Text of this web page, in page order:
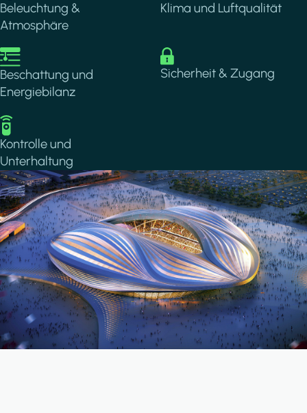
Beleuchtung &
Atmosphäre
Klima und Luftqualität
Image
Beschattung und
Energiebilanz
Image
Sicherheit & Zugang
Image
Kontrolle und
Unterhaltung